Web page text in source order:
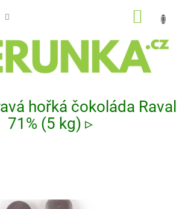
hořká čokoláda Raval
71% (5 kg) ▹